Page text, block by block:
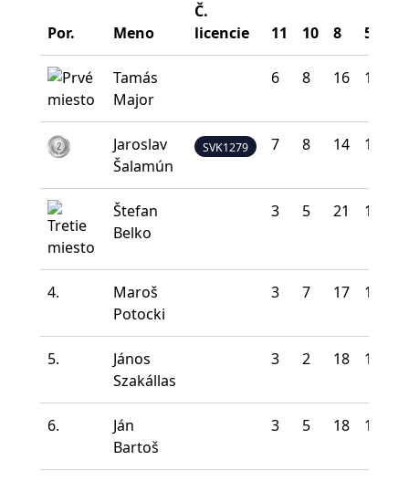
Por. Meno
Č.
licencie
11 10 8 5
Tamás
Major
6 8 16 10
Jaroslav
Šalamún
SVK1279 7 8 14 10
Štefan
Belko
3 5 21 10
4.
Maroš
Potocki
3 7 17 12
5.
János
Szakállas
3 2 18 17
6.
Ján
Bartoš
3 5 18 11